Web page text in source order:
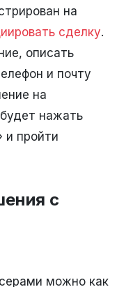
на
сделку.
описать
и почту
на
нажать
и пройти
с
можно как